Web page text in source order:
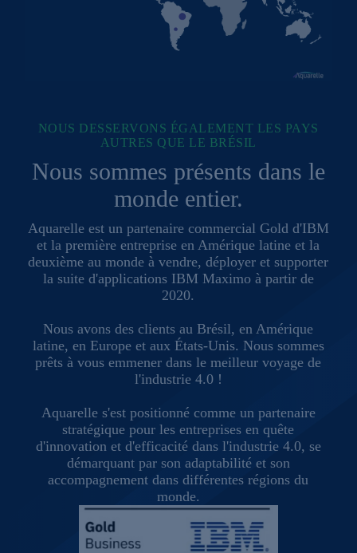
NOUS DESSERVONS ÉGALEMENT LES PAYS
AUTRES QUE LE BRÉSIL
Nous sommes présents dans le
monde entier.
Aquarelle est un partenaire commercial Gold d'IBM
et la première entreprise en Amérique latine et la
deuxième au monde à vendre, déployer et supporter
la suite d'applications IBM Maximo à partir de
2020.
Nous avons des clients au Brésil, en Amérique
latine, en Europe et aux États-Unis. Nous sommes
prêts à vous emmener dans le meilleur voyage de
l'industrie 4.0 !
Aquarelle s'est positionné comme un partenaire
stratégique pour les entreprises en quête
d'innovation et d'efficacité dans l'industrie 4.0, se
démarquant par son adaptabilité et son
accompagnement dans différentes régions du
monde.